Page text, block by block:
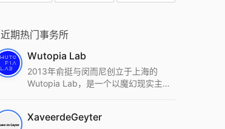
近期热门事务所
Wutopia Lab
2013年俞挺与闵而尼创立于上海的
Wutopia Lab，是一个以魔幻现实主
统这种新的思维范式为基础，以上海性
XaveerdeGeyter